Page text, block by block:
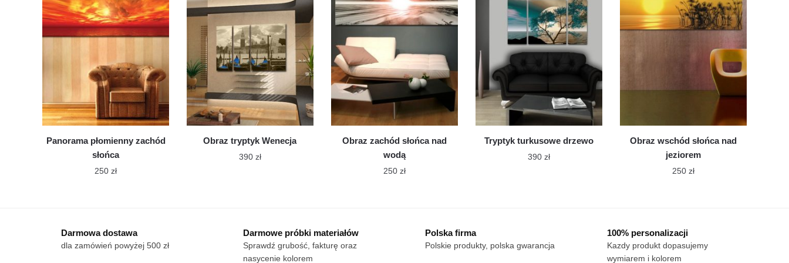
wybrać
na
stronie
wybrać
na
stronie
produktu
wariantów.
Opcje
można
wybrać
na
stronie
produktu
wybrać
na
stronie
produktu
wariantów.
Opcje
wybrać
produktu
Panorama płomienny zachód
słońca
250 zł
wiele
wariantów.
Obraz tryptyk Wenecja
390 zł
wariantów.
Opcje
Obraz zachód słońca nad
wodą
250 zł
wariantów.
Tryptyk turkusowe drzewo
390 zł
Opcje
Obraz wschód słońca nad
jeziorem
250 zł
wiele
wariantów.
Darmowa dostawa
dla zamówień powyżej 500 zł
Darmowe próbki materiałów
Sprawdź grubość, fakturę oraz
nasycenie kolorem
Polska firma
Polskie produkty, polska gwarancja
100% personalizacji
Kazdy produkt dopasujemy
wymiarem i kolorem